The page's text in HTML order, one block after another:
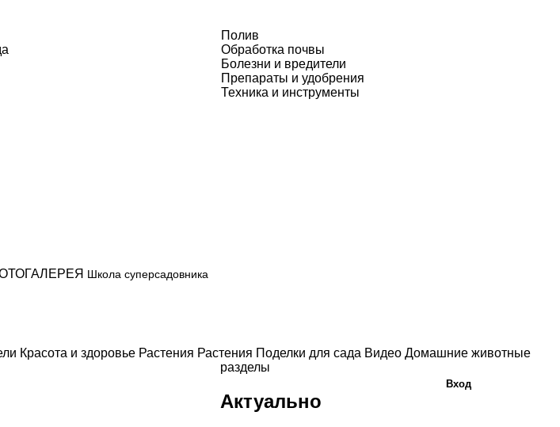
Полив
Обработка почвы
Болезни и вредители
Препараты и удобрения
Техника и инструменты
Школа суперсадовника
Красота и здоровье Растения Растения Поделки для сада Видео Домашние животные
разделы
Актуально
Вход